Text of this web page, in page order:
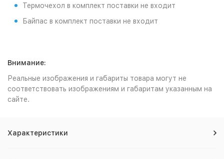
Термочехол в комплект поставки не входит
Байпас в комплект поставки не входит
Внимание:
Реальные изображения и габариты товара могут не
соответствовать изображениям и габаритам указанным на
сайте.
Характеристики